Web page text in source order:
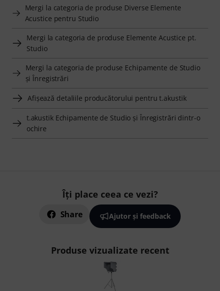
Mergi la categoria de produse Diverse Elemente
Acustice pentru Studio
Mergi la categoria de produse Elemente Acustice pt.
Studio
Mergi la categoria de produse Echipamente de Studio
şi Înregistrări
Afişează detaliile producătorului pentru t.akustik
t.akustik Echipamente de Studio şi Înregistrări dintr-o
ochire
Îți place ceea ce vezi?
Share Ajutor și feedback
Produse vizualizate recent